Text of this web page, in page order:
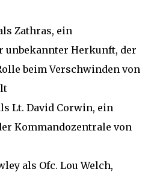
Zathras, ein
unbekannter Herkunft, der
beim Verschwinden von
Lt. David Corwin, ein
Kommandozentrale von
als Ofc. Lou Welch,